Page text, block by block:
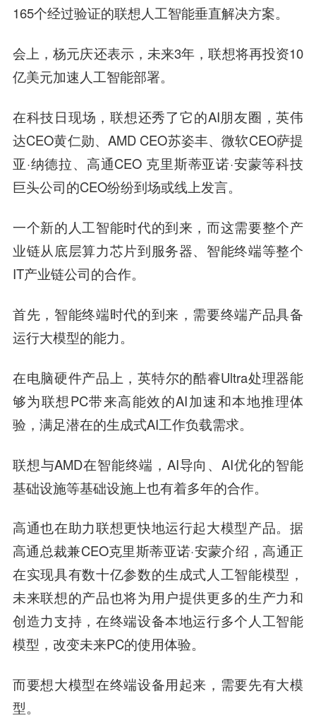
165个经过验证的联想人工智能垂直解决方案。
会上，杨元庆还表示，未来3年，联想将再投资10
亿美元加速人工智能部署。
在科技日现场，联想还秀了它的AI朋友圈，英伟
达CEO黄仁勋、AMD CEO苏姿丰、微软CEO萨提
亚·纳德拉、高通CEO 克里斯蒂亚诺·安蒙等科技
巨头公司的CEO纷纷到场或线上发言。
一个新的人工智能时代的到来，而这需要整个产
业链从底层算力芯片到服务器、智能终端等整个
IT产业链公司的合作。
首先，智能终端时代的到来，需要终端产品具备
运行大模型的能力。
在电脑硬件产品上，英特尔的酷睿Ultra处理器能
够为联想PC带来高能效的AI加速和本地推理体
验，满足潜在的生成式AI工作负载需求。
联想与AMD在智能终端，AI导向、AI优化的智能
基础设施等基础设施上也有着多年的合作。
高通也在助力联想更快地运行起大模型产品。据
高通总裁兼CEO克里斯蒂亚诺·安蒙介绍，高通正
在实现具有数十亿参数的生成式人工智能模型，
未来联想的产品也将为用户提供更多的生产力和
创造力支持，在终端设备本地运行多个人工智能
模型，改变未来PC的使用体验。
而要想大模型在终端设备用起来，需要先有大模
型。